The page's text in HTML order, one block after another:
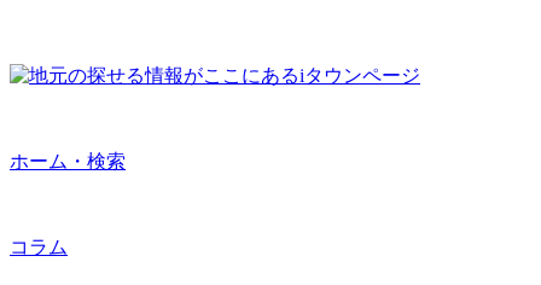
ホーム・検索
コラム